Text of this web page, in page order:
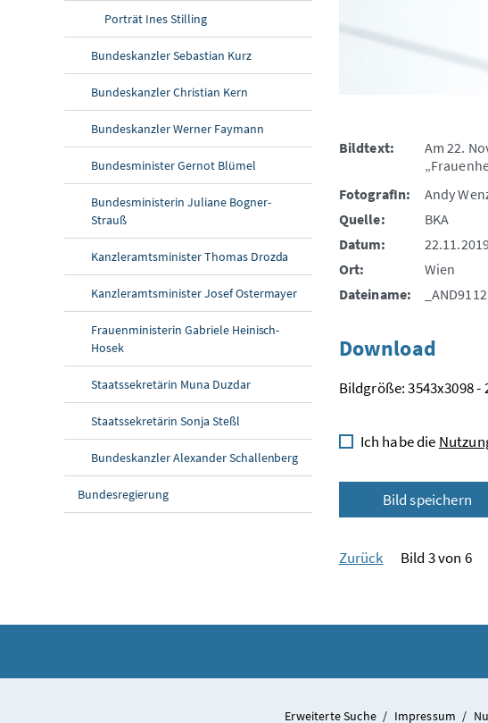
Porträt Ines Stilling
Bundeskanzler Sebastian Kurz
Bundeskanzler Christian Kern
Bundeskanzler Werner Faymann
Bundesminister Gernot Blümel
Bundesministerin Juliane Bogner-
Strauß
Kanzleramtsminister Thomas Drozda
Kanzleramtsminister Josef Ostermayer
Frauenministerin Gabriele Heinisch-
Hosek
Staatssekretärin Muna Duzdar
Staatssekretärin Sonja Steßl
Bundeskanzler Alexander Schallenberg
Bundesregierung
Bildtext:
Am 22.
FotografIn:
Andy
Quelle:
BKA
Datum:
Ort:
Wien
Dateiname:
Download
Bildgröße: 3543x3098 -
Ich habe die
Bild speichern
Zurück Bild 3 von 6
Erweiterte Suche / Impressum /